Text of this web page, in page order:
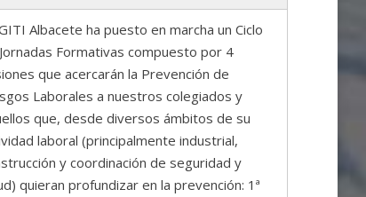
Albacete ha puesto en marcha un Ciclo
Formativas compuesto por 4
que acercarán la Prevención de
Laborales a nuestros colegiados y
que, desde diversos ámbitos de su
laboral (principalmente industrial,
y coordinación de seguridad y
quieran profundizar en la prevención: 1ª